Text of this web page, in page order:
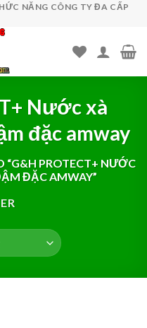
NĂNG CÔNG TY ĐA CẤP
Nước xà
đặc amway
“G&H PROTECT+ NƯỚC
ĐẶC AMWAY”